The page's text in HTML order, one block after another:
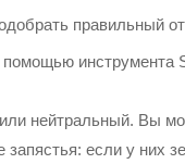
правильный
нейтральный. Вы
если у них